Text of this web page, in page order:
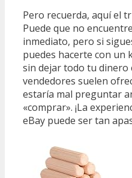
Pero recuerda, aquí el
Puede que no
inmediato, pero si
puedes hacerte con un
sin dejar todo tu dinero
vendedores suelen
estaría mal preguntar
«comprar». ¡La
eBay puede ser tan